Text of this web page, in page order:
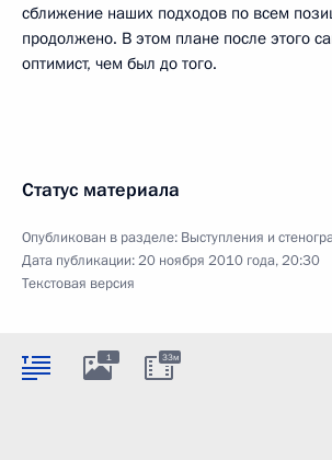
сближение наших подходов по всем
продолжено. В этом плане после этого
оптимист, чем был до того.
Статус материала
Опубликован в разделе: Выступления и
Дата публикации:20 ноября 2010 года, 20:30
Текстовая версия
1 33м